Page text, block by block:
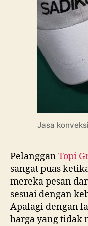
Jasa
PelangganTopi
sangat puas
mereka pesan
sesuai dengan
Apalagi dengan
harga yang tidak